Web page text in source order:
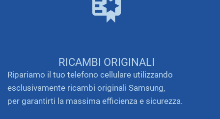
RICAMBI ORIGINALI
Ripariamo il tuo telefono cellulare utilizzando
esclusivamente ricambi originali Samsung,
per garantirti la massima efficienza e sicurezza.